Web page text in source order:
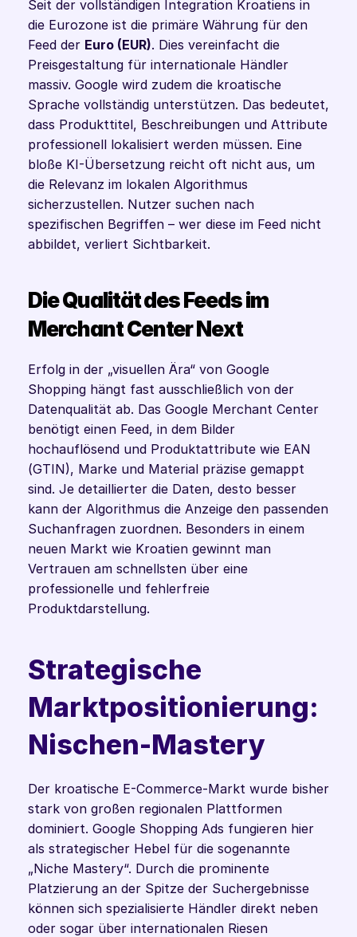
Seit der vollständigen Integration Kroatiens in
die Eurozone ist die primäre Währung für den
Feed der Euro (EUR). Dies vereinfacht die
Preisgestaltung für internationale Händler
massiv. Google wird zudem die kroatische
Sprache vollständig unterstützen. Das bedeutet,
dass Produkttitel, Beschreibungen und Attribute
professionell lokalisiert werden müssen. Eine
bloße KI-Übersetzung reicht oft nicht aus, um
die Relevanz im lokalen Algorithmus
sicherzustellen. Nutzer suchen nach
spezifischen Begriffen – wer diese im Feed nicht
abbildet, verliert Sichtbarkeit.
Die Qualität des Feeds im
Merchant Center Next
Erfolg in der „visuellen Ära“ von Google
Shopping hängt fast ausschließlich von der
Datenqualität ab. Das Google Merchant Center
benötigt einen Feed, in dem Bilder
hochauflösend und Produktattribute wie EAN
(GTIN), Marke und Material präzise gemappt
sind. Je detaillierter die Daten, desto besser
kann der Algorithmus die Anzeige den passenden
Suchanfragen zuordnen. Besonders in einem
neuen Markt wie Kroatien gewinnt man
Vertrauen am schnellsten über eine
professionelle und fehlerfreie
Produktdarstellung.
Strategische
Marktpositionierung:
Nischen-Mastery
Der kroatische E-Commerce-Markt wurde bisher
stark von großen regionalen Plattformen
dominiert. Google Shopping Ads fungieren hier
als strategischer Hebel für die sogenannte
„Niche Mastery“. Durch die prominente
Platzierung an der Spitze der Suchergebnisse
können sich spezialisierte Händler direkt neben
oder sogar über internationalen Riesen